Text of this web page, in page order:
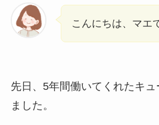
こんにちは、マエ
先日、5年間働いてくれたキ
ました。